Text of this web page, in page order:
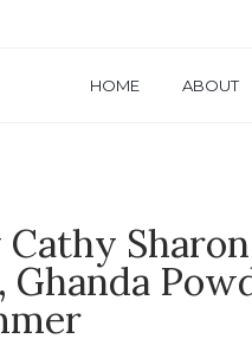
HOME ABOUT